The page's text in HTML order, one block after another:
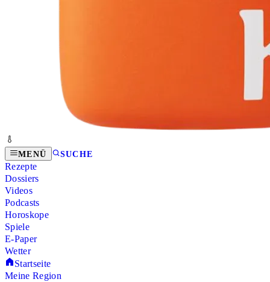
MENÜ SUCHE
Rezepte
Dossiers
Videos
Podcasts
Horoskope
Spiele
E-Paper
Wetter
Startseite
Meine Region